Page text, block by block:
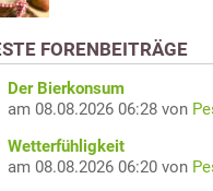
FORENBEITRÄGE
Der Bierkonsum
am 08.08.2026 06:28 von
Wetterfühligkeit
am 08.08.2026 06:20 von